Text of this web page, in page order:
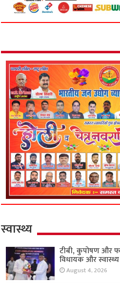
स्वास्थ्य
टीबी, कुपोषण और
विधायक और
August 4, 2026